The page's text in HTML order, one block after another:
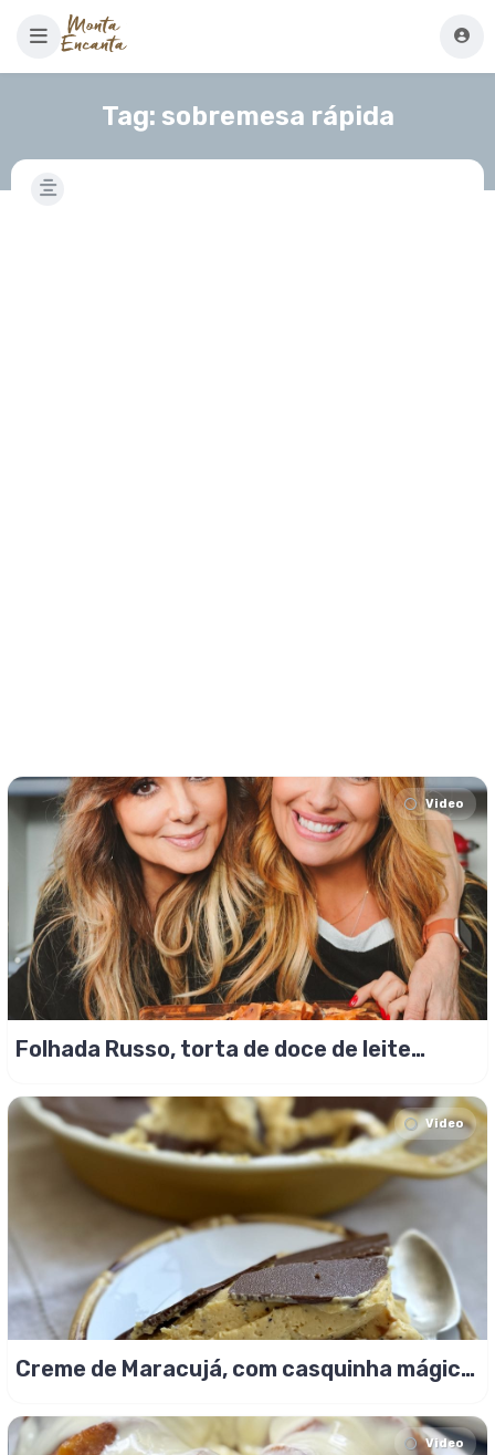
Tag: sobremesa rápida
Video
Folhada Russo, torta de doce de leite
Video
Creme de Maracujá, com casquinha mágica
Video